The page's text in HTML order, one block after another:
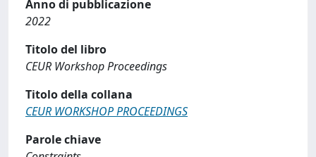
Anno di pubblicazione
2022
Titolo del libro
CEUR Workshop Proceedings
Titolo della collana
CEUR WORKSHOP PROCEEDINGS
Parole chiave